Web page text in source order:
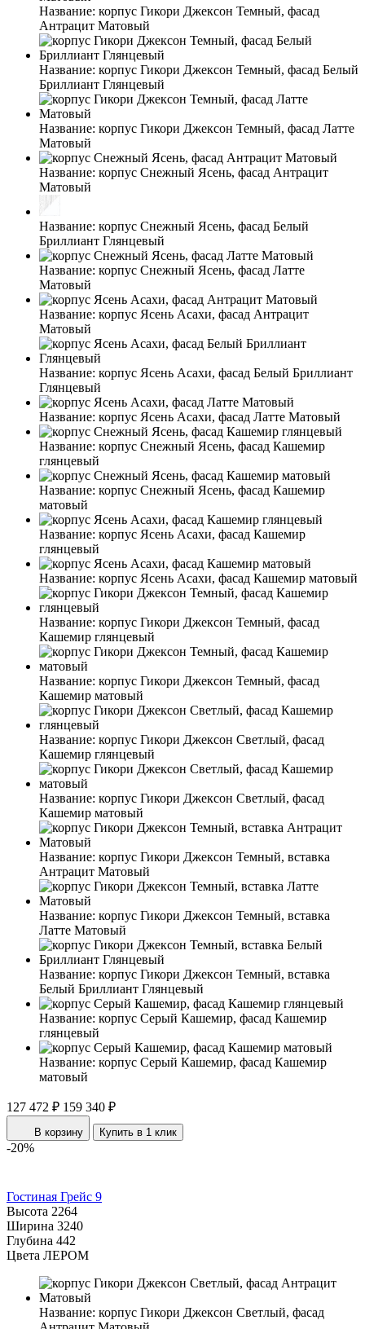
Название: корпус Гикори Джексон Темный, фасад
Антрацит Матовый
Название: корпус Гикори Джексон Темный, фасад Белый
Бриллиант Глянцевый
Название: корпус Гикори Джексон Темный, фасад Латте
Матовый
Название: корпус Снежный Ясень, фасад Антрацит
Матовый
Название: корпус Снежный Ясень, фасад Белый
Бриллиант Глянцевый
Название: корпус Снежный Ясень, фасад Латте
Матовый
Название: корпус Ясень Асахи, фасад Антрацит
Матовый
Название: корпус Ясень Асахи, фасад Белый Бриллиант
Глянцевый
Название: корпус Ясень Асахи, фасад Латте Матовый
Название: корпус Снежный Ясень, фасад Кашемир
глянцевый
Название: корпус Снежный Ясень, фасад Кашемир
матовый
Название: корпус Ясень Асахи, фасад Кашемир
глянцевый
Название: корпус Ясень Асахи, фасад Кашемир матовый
Название: корпус Гикори Джексон Темный, фасад
Кашемир глянцевый
Название: корпус Гикори Джексон Темный, фасад
Кашемир матовый
Название: корпус Гикори Джексон Светлый, фасад
Кашемир глянцевый
Название: корпус Гикори Джексон Светлый, фасад
Кашемир матовый
Название: корпус Гикори Джексон Темный, вставка
Антрацит Матовый
Название: корпус Гикори Джексон Темный, вставка
Латте Матовый
Название: корпус Гикори Джексон Темный, вставка
Белый Бриллиант Глянцевый
Название: корпус Серый Кашемир, фасад Кашемир
глянцевый
Название: корпус Серый Кашемир, фасад Кашемир
матовый
127 472 ₽ 159 340 ₽
В корзину Купить в 1 клик
-20%
Гостиная Грейс 9
Высота 2264
Ширина 3240
Глубина 442
Цвета ЛЕРОМ
Название: корпус Гикори Джексон Светлый, фасад